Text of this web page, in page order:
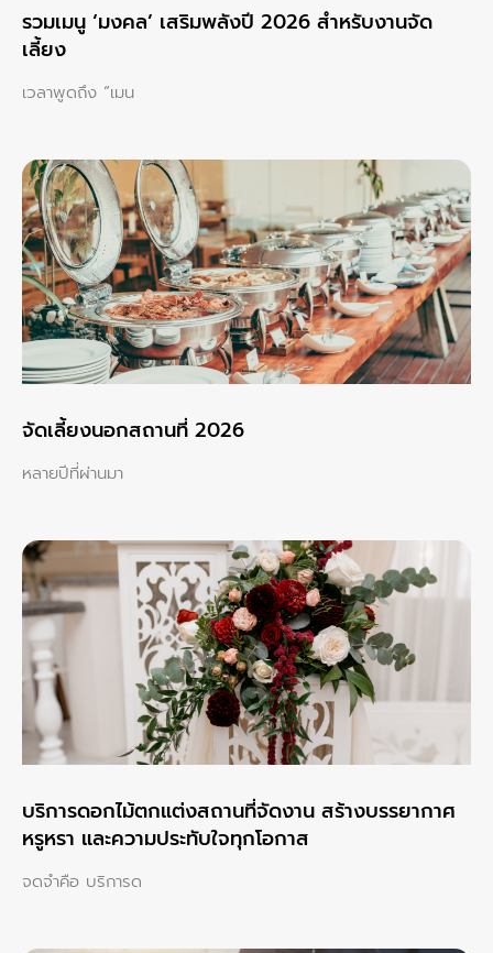
รวมเมนู ‘มงคล’ เสริมพลังปี 2026 สำหรับงานจัด
เลี้ยง
เวลาพูดถึง “เมน
จัดเลี้ยงนอกสถานที่ 2026
หลายปีที่ผ่านมา
บริการดอกไม้ตกแต่งสถานที่จัดงาน สร้างบรรยากาศ
หรูหรา และความประทับใจทุกโอกาส
จดจำคือ บริการด